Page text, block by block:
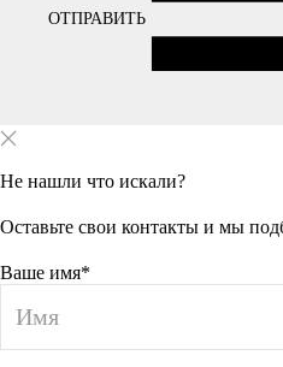
ОТПРАВИТЬ
Не нашли что искали?
Оставьте свои контакты и мы
Ваше имя*